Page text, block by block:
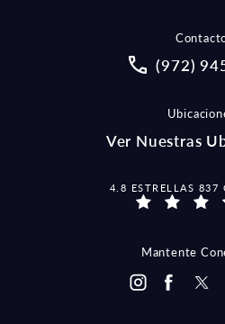
Call
(972)
Ver Nuestras
MCCRAW LAW
4.8 ESTRELLAS 837
Mantente